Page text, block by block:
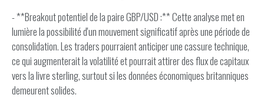
- **Breakout potentiel de la paire GBP/USD :** Cette analyse met en
lumière la possibilité d'un mouvement significatif après une période de
consolidation. Les traders pourraient anticiper une cassure technique,
ce qui augmenterait la volatilité et pourrait attirer des flux de capitaux
vers la livre sterling, surtout si les données économiques britanniques
demeurent solides.